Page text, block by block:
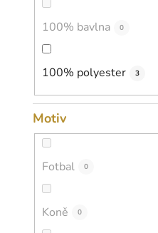
100% bavlna 0
100% polyester 3
Motiv
Fotbal 0
Koně 0